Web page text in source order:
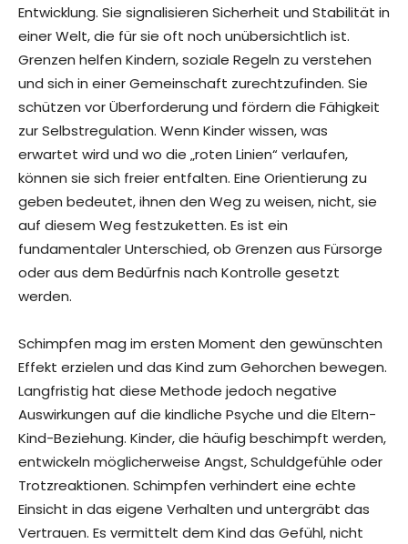
Entwicklung. Sie signalisieren Sicherheit und Stabilität in
einer Welt, die für sie oft noch unübersichtlich ist.
Grenzen helfen Kindern, soziale Regeln zu verstehen
und sich in einer Gemeinschaft zurechtzufinden. Sie
schützen vor Überforderung und fördern die Fähigkeit
zur Selbstregulation. Wenn Kinder wissen, was
erwartet wird und wo die „roten Linien“ verlaufen,
können sie sich freier entfalten. Eine Orientierung zu
geben bedeutet, ihnen den Weg zu weisen, nicht, sie
auf diesem Weg festzuketten. Es ist ein
fundamentaler Unterschied, ob Grenzen aus Fürsorge
oder aus dem Bedürfnis nach Kontrolle gesetzt
werden.
Schimpfen mag im ersten Moment den gewünschten
Effekt erzielen und das Kind zum Gehorchen bewegen.
Langfristig hat diese Methode jedoch negative
Auswirkungen auf die kindliche Psyche und die Eltern-
Kind-Beziehung. Kinder, die häufig beschimpft werden,
entwickeln möglicherweise Angst, Schuldgefühle oder
Trotzreaktionen. Schimpfen verhindert eine echte
Einsicht in das eigene Verhalten und untergräbt das
Vertrauen. Es vermittelt dem Kind das Gefühl, nicht